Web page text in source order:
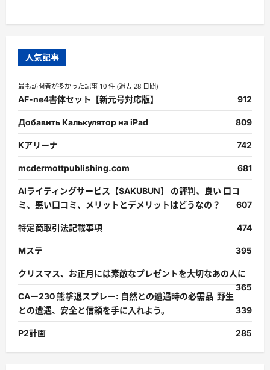
人気記事
最も訪問者が多かった記事 10 件 (過去 28 日間)
AF-ne4書体セット【新元号対応版】 912
Добавить Калькулятор на iPad 809
Kアリーナ 742
mcdermottpublishing.com 681
AIライティングサービス【SAKUBUN】 の評判、良い 口コ
ミ、悪い口コミ、メリットとデメリットはどうなの？
607
特定商取引法記載事項 474
Mステ 395
クリスマス、お正月には素敵なプレゼントを大切なあの人に
365
CAー230 熊撃退スプレー: 自然との遭遇時の必需品 野生
との遭遇、安全と信頼を手に入れよう。
339
P2計画 285